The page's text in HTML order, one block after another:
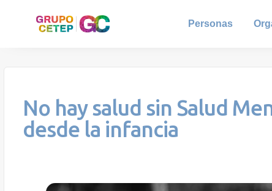
Personas
No hay salud sin Salud
desde la infancia